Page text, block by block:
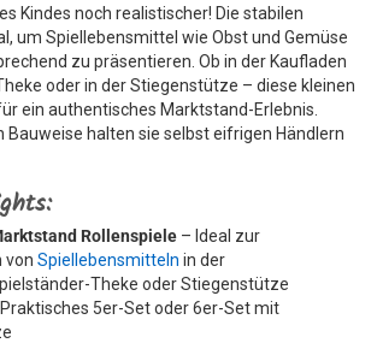
Kindes noch realistischer! Die stabilen
um Spiellebensmittel wie Obst und Gemüse
zu präsentieren. Ob in der Kaufladen
oder in der Stiegenstütze – diese kleinen
ein authentisches Marktstand-Erlebnis.
Bauweise halten sie selbst eifrigen Händlern
Rollenspiele – Ideal zur
von Spiellebensmitteln in der
Theke oder Stiegenstütze
5er-Set oder 6er-Set mit